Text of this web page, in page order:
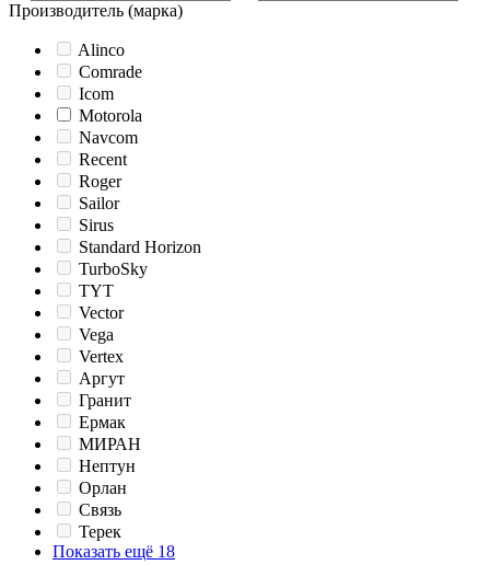
Производитель (марка)
Alinco
Comrade
Icom
Motorola
Navcom
Recent
Roger
Sailor
Sirus
Standard Horizon
TurboSky
TYT
Vector
Vega
Vertex
Аргут
Гранит
Ермак
МИРАН
Нептун
Орлан
Связь
Терек
Показать ещё 18